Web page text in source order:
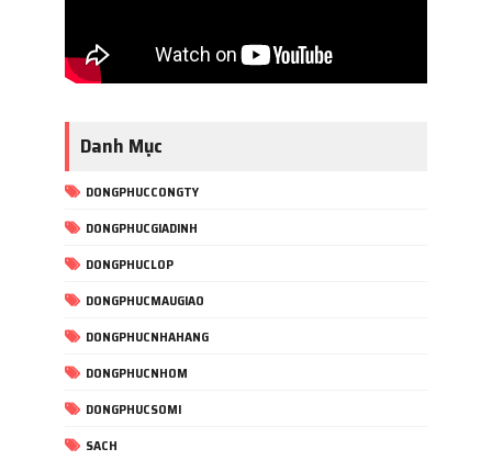
Danh Mục
DONGPHUCCONGTY
DONGPHUCGIADINH
DONGPHUCLOP
DONGPHUCMAUGIAO
DONGPHUCNHAHANG
DONGPHUCNHOM
DONGPHUCSOMI
SACH